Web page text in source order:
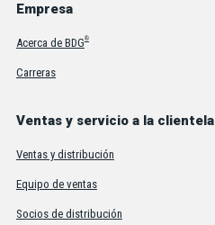
Empresa
Acerca de BDG®
Carreras
Ventas y servicio a la clientela
Ventas y distribución
Equipo de ventas
Socios de distribución